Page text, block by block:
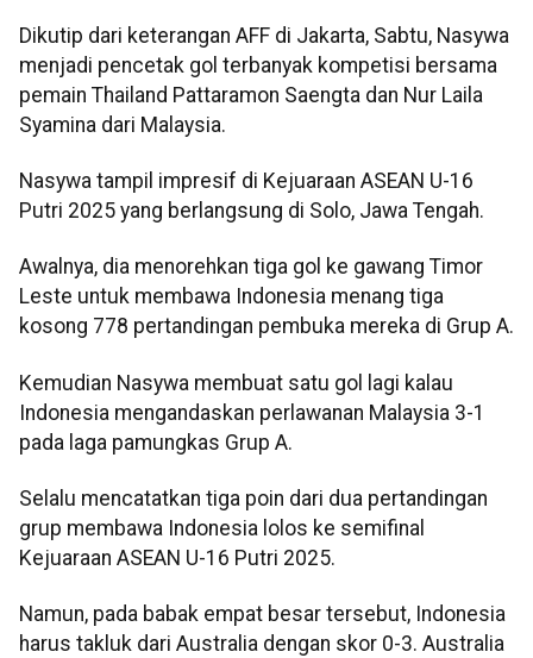
Dikutip dari keterangan AFF di Jakarta, Sabtu, Nasywa
menjadi pencetak gol terbanyak kompetisi bersama
pemain Thailand Pattaramon Saengta dan Nur Laila
Syamina dari Malaysia.
Nasywa tampil impresif di Kejuaraan ASEAN U-16
Putri 2025 yang berlangsung di Solo, Jawa Tengah.
Awalnya, dia menorehkan tiga gol ke gawang Timor
Leste untuk membawa Indonesia menang tiga
kosong 778 pertandingan pembuka mereka di Grup A.
Kemudian Nasywa membuat satu gol lagi kalau
Indonesia mengandaskan perlawanan Malaysia 3-1
pada laga pamungkas Grup A.
Selalu mencatatkan tiga poin dari dua pertandingan
grup membawa Indonesia lolos ke semifinal
Kejuaraan ASEAN U-16 Putri 2025.
Namun, pada babak empat besar tersebut, Indonesia
harus takluk dari Australia dengan skor 0-3. Australia